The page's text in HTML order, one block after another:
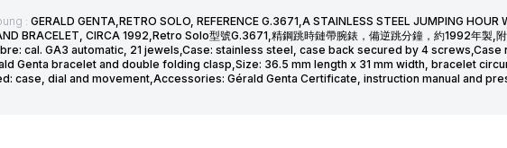
: GERALD GENTA,RETRO SOLO, REFERENCE G.3671,A STAINLESS STEEL JUMPING HOUR
BRACELET, CIRCA 1992,Retro Solo型號G.3671,精鋼跳時鏈帶腕錶，備逆跳分鐘，約1992年製,
cal. GA3 automatic, 21 jewels,Case: stainless steel, case back secured by 4
Genta bracelet and double folding clasp,Size: 36.5 mm length x 31 mm width, bracelet
case, dial and movement,Accessories: Gérald Genta Certificate, instruction manual and